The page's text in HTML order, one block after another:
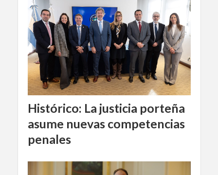
Histórico: La justicia porteña
asume nuevas competencias
penales